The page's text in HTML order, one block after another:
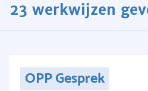
23 werkwijzen
OPP Gesprek